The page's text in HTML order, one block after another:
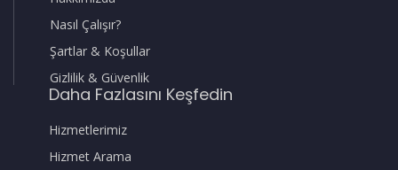
Nasıl Çalışır?
Şartlar & Koşullar
Gizlilik & Güvenlik
Daha Fazlasını Keşfedin
Hizmetlerimiz
Hizmet Arama